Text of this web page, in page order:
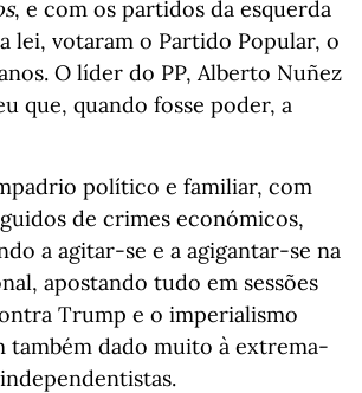
, e com os partidos da esquerda
lei, votaram o Partido Popular, o
O líder do PP, Alberto Nuñez
que, quando fosse poder, a
político e familiar, com
de crimes económicos,
a agitar-se e a agigantar-se na
apostando tudo em sessões
Trump e o imperialismo
também dado muito à extrema-